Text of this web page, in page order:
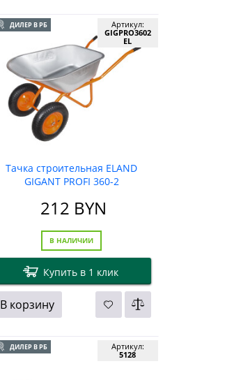
ДИЛЕР В РБ
Тачка строительная ELAND
GIGANT PROFI 360-2
Артикул:
GIGPRO3602
EL
212 BYN
В НАЛИЧИИ
Купить в 1 клик
В корзину
ДИЛЕР В РБ
Артикул:
5128